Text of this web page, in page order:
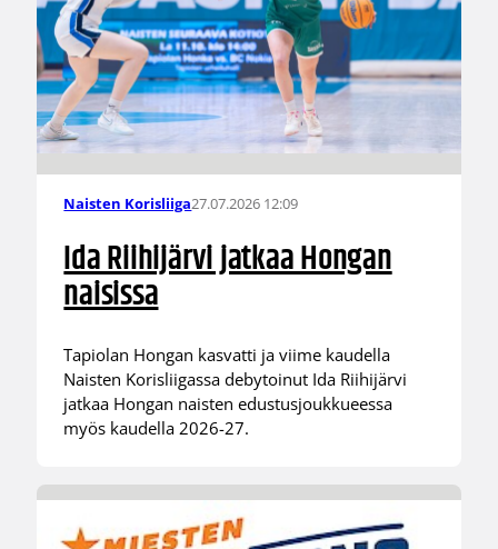
Naisten Korisliiga27.07.2026 12:09
Ida Riihijärvi jatkaa Hongan
naisissa
Tapiolan Hongan kasvatti ja viime kaudella
Naisten Korisliigassa debytoinut Ida Riihijärvi
jatkaa Hongan naisten edustusjoukkueessa
myös kaudella 2026-27.